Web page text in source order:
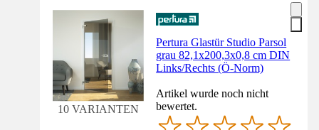
10 VARIANTEN
Pertura Glastür Studio Parsol
grau 82,1x200,3x0,8 cm DIN
Links/Rechts (Ö-Norm)
Artikel wurde noch nicht
bewertet.